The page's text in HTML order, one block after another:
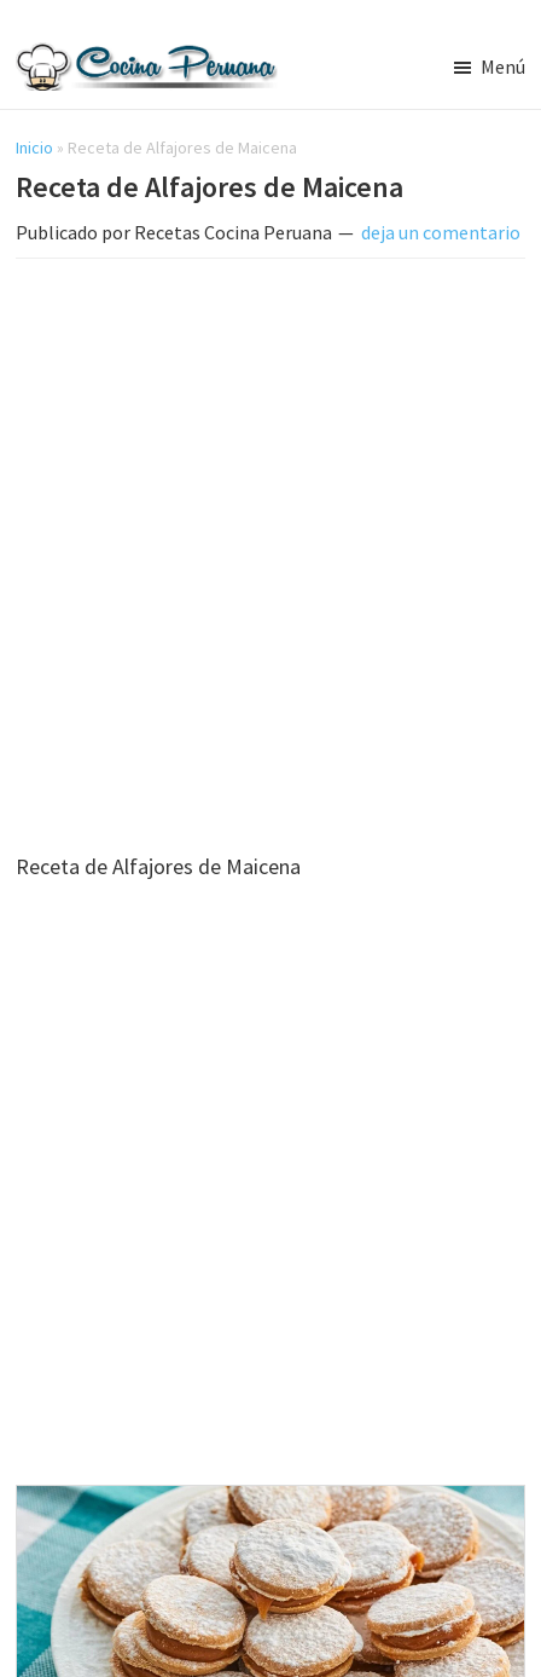
contenido
lateral
principal
Cocina
Peruana,
Recetas
de
Comida
Menú
Inicio » Receta de Alfajores de Maicena
Receta de Alfajores de Maicena
Publicado por Recetas Cocina Peruana deja un comentario
Receta de Alfajores de Maicena